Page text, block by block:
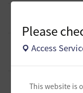
Please
Access
This website is
4
（2026年ギル
1
0 1K